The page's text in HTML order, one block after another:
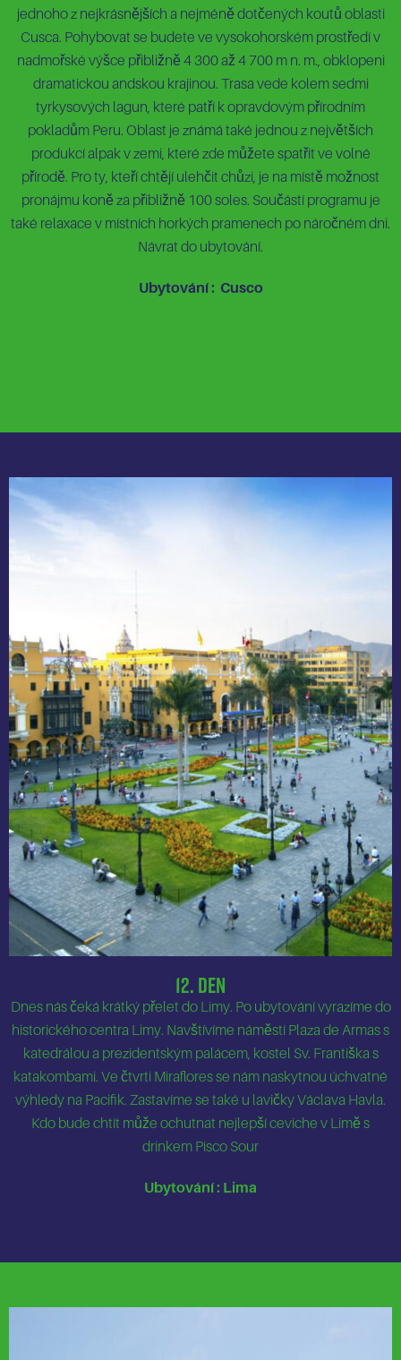
jednoho z nejkrásnějších a nejméně dotčených koutů oblasti
Cusca. Pohybovat se budete ve vysokohorském prostředí v
nadmořské výšce přibližně 4 300 až 4 700 m n. m., obklopeni
dramatickou andskou krajinou. Trasa vede kolem sedmi
tyrkysových lagun, které patří k opravdovým přírodním
pokladům Peru. Oblast je známá také jednou z největších
produkcí alpak v zemi, které zde můžete spatřit ve volné
přírodě. Pro ty, kteří chtějí ulehčit chůzi, je na místě možnost
pronájmu koně za přibližně 100 soles. Součástí programu je
také relaxace v místních horkých pramenech po náročném dni.
Návrat do ubytování.
Ubytování : Cusco
12. Den
Dnes nás čeká krátký přelet do Limy. Po ubytování vyrazíme do
historického centra Limy. Navštívíme náměstí Plaza de Armas s
katedrálou a prezidentským palácem, kostel Sv. Františka s
katakombami. Ve čtvrti Miraflores se nám naskytnou úchvatné
výhledy na Pacifik. Zastavíme se také u lavičky Václava Havla.
Kdo bude chtít může ochutnat nejlepší ceviche v Limě s
drinkem Pisco Sour
Ubytování : Lima